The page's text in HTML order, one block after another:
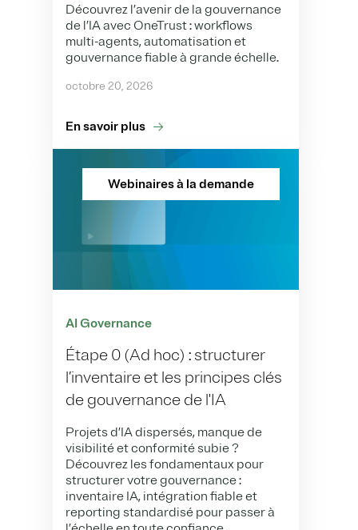
Découvrez l’avenir de la gouvernance
de l’IA avec OneTrust : workflows
multi-agents, automatisation et
gouvernance fiable à grande échelle.
octobre 20, 2026
En savoir plus
Webinaires à la demande
AI Governance
Étape 0 (Ad hoc) : structurer
l’inventaire et les principes clés
de gouvernance de l'IA
Projets d’IA dispersés, manque de
visibilité et conformité subie ?
Découvrez les fondamentaux pour
structurer votre gouvernance :
inventaire IA, intégration fiable et
reporting standardisé pour passer à